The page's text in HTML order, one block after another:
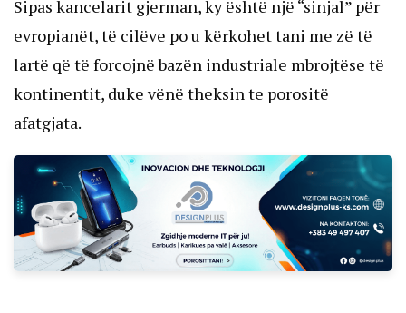
Sipas kancelarit gjerman, ky është një “sinjal” për
evropianët, të cilëve po u kërkohet tani me zë të
lartë që të forcojnë bazën industriale mbrojtëse të
kontinentit, duke vënë theksin te porositë
afatgjata.